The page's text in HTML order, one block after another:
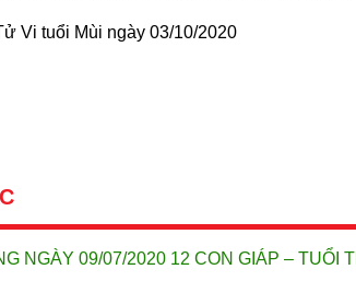
Vi tuổi Mùi ngày 03/10/2020
NGÀY 09/07/2020 12 CON GIÁP – TUỔI